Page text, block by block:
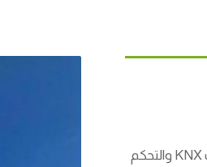
مشروع متكامل يجمع بين أتمتة البيت KNX والتحكم